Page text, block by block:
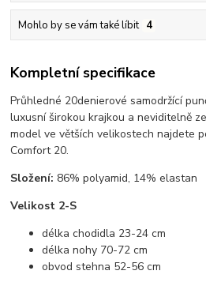
Mohlo by se vám také líbit 4
Kompletní specifikace
Průhledné 20denierové samodržící
luxusní širokou krajkou a neviditelně
model ve větších velikostech najdete
Comfort 20.
Složení: 86% polyamid, 14% elastan
Velikost 2-S
délka chodidla 23-24 cm
délka nohy 70-72 cm
obvod stehna 52-56 cm